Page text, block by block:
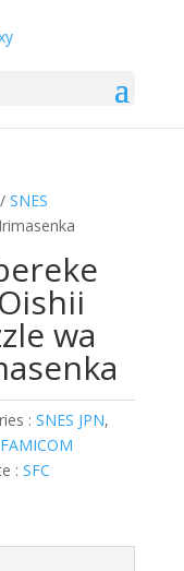
/ SNES
wa
:SNES JPN,
:SFC